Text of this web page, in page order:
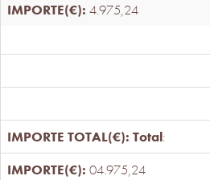
4.975,24
Total:
04.975,24